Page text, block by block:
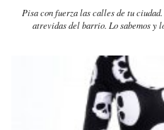
Pisa con fuerza las calles de tu
atrevidas del barrio. Lo sabemos y